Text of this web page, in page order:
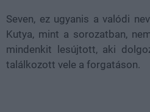
Seven, ez ugyanis a valódi
Kutya, mint a sorozatban,
mindenkit lesújtott, aki
találkozott vele a forgatáson.